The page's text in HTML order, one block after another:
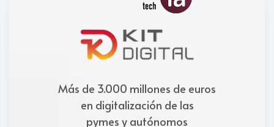
Más de 3.000 millones de euros
en digitalización de las
pymes y autónomos